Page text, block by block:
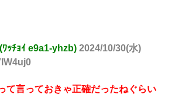
ｯﾁｮｲ e9a1-yhzb) 2024/10/30(水)
て言っておきゃ正確だったねぐらい